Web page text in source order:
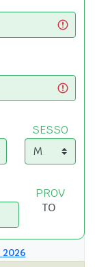
SESSO
PROV
2026